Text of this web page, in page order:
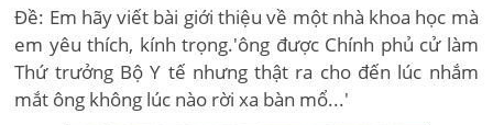
Đề: Em hãy viết bài giới thiệu về một nhà khoa học mà
em yêu thích, kính trọng.'ông được Chính phủ cử làm
Thứ trưởng Bộ Y tế nhưng thật ra cho đến lúc nhắm
mắt ông không lúc nào rời xa bàn mổ...'